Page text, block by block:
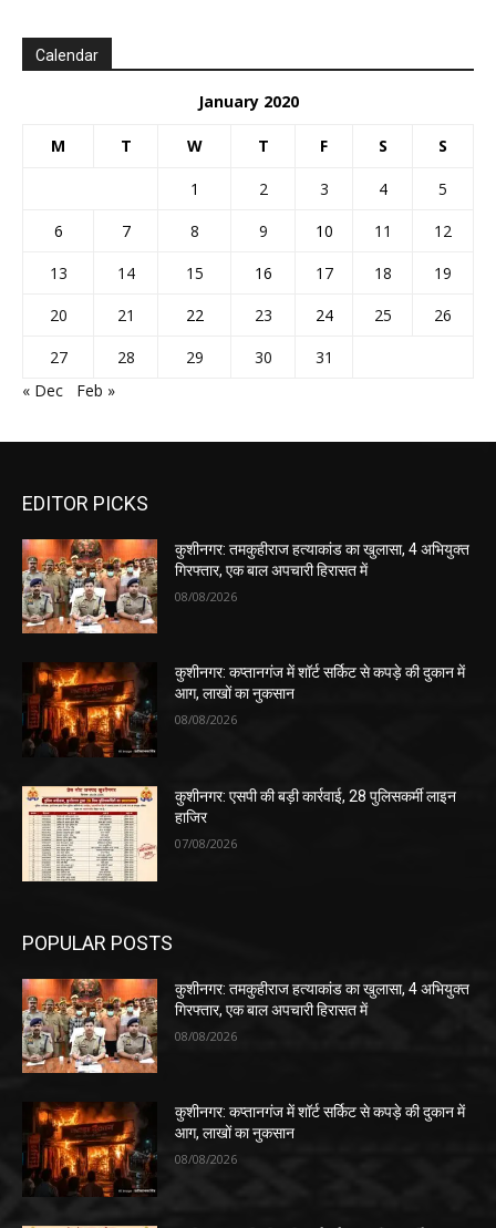
Calendar
January 2020
M T W T F S S
1 2 3 4
5
6
7 8 9 10 11
12
13
14 15 16 17 18
19
20
21 22 23 24 25
26
27
28 29 30
31
« Dec
Feb »
EDITOR PICKS
कुशीनगर: तमकुहीराज हत्याकांड का खुलासा, 4 अभियुक्त
गिरफ्तार, एक बाल अपचारी हिरासत में
08/08/2026
कुशीनगर: कप्तानगंज में शॉर्ट सर्किट से कपड़े की दुकान में
आग, लाखों का नुकसान
08/08/2026
कुशीनगर: एसपी की बड़ी कार्रवाई, 28 पुलिसकर्मी लाइन
हाजिर
07/08/2026
POPULAR POSTS
कुशीनगर: तमकुहीराज हत्याकांड का खुलासा, 4 अभियुक्त
गिरफ्तार, एक बाल अपचारी हिरासत में
08/08/2026
कुशीनगर: कप्तानगंज में शॉर्ट सर्किट से कपड़े की दुकान में
आग, लाखों का नुकसान
08/08/2026